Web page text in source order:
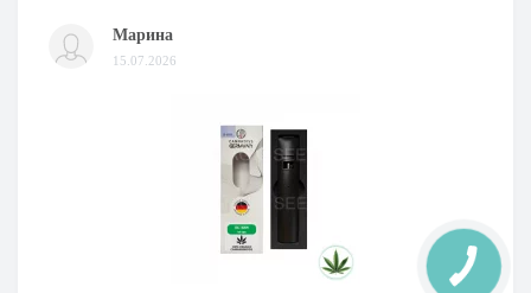
Марина
15.07.2026
КНОПКА
ЗВ'ЯЗКУ